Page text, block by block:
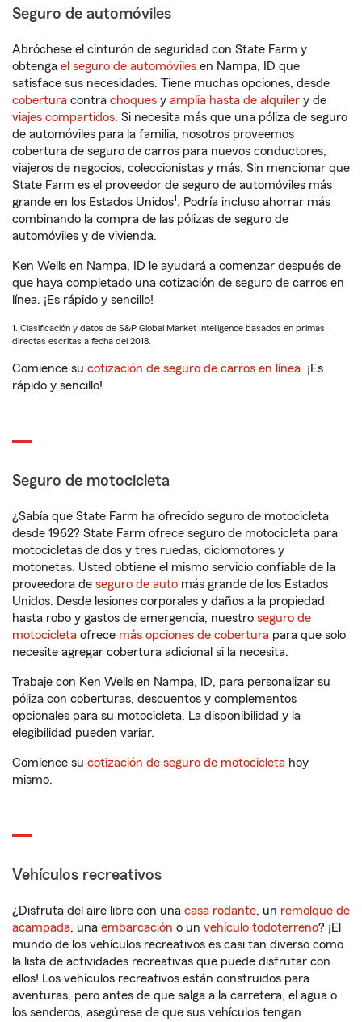
Seguro de automóviles
Abróchese el cinturón de seguridad con State Farm y
obtenga el seguro de automóviles en Nampa, ID que
satisface sus necesidades. Tiene muchas opciones, desde
cobertura contra choques y amplia hasta de alquiler y de
viajes compartidos. Si necesita más que una póliza de seguro
de automóviles para la familia, nosotros proveemos
cobertura de seguro de carros para nuevos conductores,
viajeros de negocios, coleccionistas y más. Sin mencionar que
State Farm es el proveedor de seguro de automóviles más
grande en los Estados Unidos1. Podría incluso ahorrar más
combinando la compra de las pólizas de seguro de
automóviles y de vivienda.
Ken Wells en Nampa, ID le ayudará a comenzar después de
que haya completado una cotización de seguro de carros en
línea. ¡Es rápido y sencillo!
1. Clasificación y datos de S&P Global Market Intelligence basados en primas
directas escritas a fecha del 2018.
Comience su cotización de seguro de carros en línea. ¡Es
rápido y sencillo!
Seguro de motocicleta
¿Sabía que State Farm ha ofrecido seguro de motocicleta
desde 1962? State Farm ofrece seguro de motocicleta para
motocicletas de dos y tres ruedas, ciclomotores y
motonetas. Usted obtiene el mismo servicio confiable de la
proveedora de seguro de auto más grande de los Estados
Unidos. Desde lesiones corporales y daños a la propiedad
hasta robo y gastos de emergencia, nuestro seguro de
motocicleta ofrece más opciones de cobertura para que solo
necesite agregar cobertura adicional si la necesita.
Trabaje con Ken Wells en Nampa, ID, para personalizar su
póliza con coberturas, descuentos y complementos
opcionales para su motocicleta. La disponibilidad y la
elegibilidad pueden variar.
Comience su cotización de seguro de motocicleta hoy
mismo.
Vehículos recreativos
¿Disfruta del aire libre con una casa rodante, un remolque de
acampada, una embarcación o un vehículo todoterreno? ¡El
mundo de los vehículos recreativos es casi tan diverso como
la lista de actividades recreativas que puede disfrutar con
ellos! Los vehículos recreativos están construidos para
aventuras, pero antes de que salga a la carretera, el agua o
los senderos, asegúrese de que sus vehículos tengan